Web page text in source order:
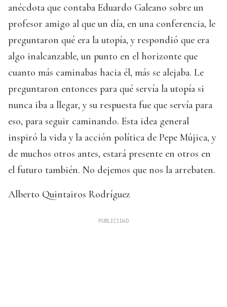
anécdota que contaba Eduardo Galeano sobre un
profesor amigo al que un día, en una conferencia, le
preguntaron qué era la utopía, y respondió que era
algo inalcanzable, un punto en el horizonte que
cuanto más caminabas hacia él, más se alejaba. Le
preguntaron entonces para qué servía la utopía si
nunca iba a llegar, y su respuesta fue que servía para
eso, para seguir caminando. Esta idea general
inspiró la vida y la acción política de Pepe Mújica, y
de muchos otros antes, estará presente en otros en
el futuro también. No dejemos que nos la arrebaten.
Alberto Quintairos Rodríguez